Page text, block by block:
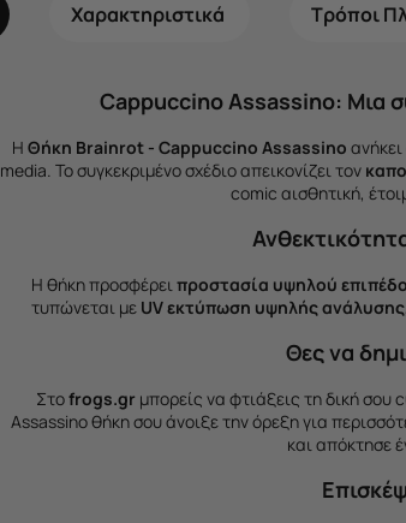
Χαρακτηριστικά Τρόποι
Cappuccino Assassino: Μια
Η Θήκη Brainrot - Cappuccino Assassino
media. Το συγκεκριμένο σχέδιο απεικονίζει τον
comic αισθητική,
Η θήκη προσφέρειπροστασία υψηλού
τυπώνεται με UV εκτύπωση υψηλής ανάλυσης
Θες να
Στοfrogs.gr μπορείς να φτιάξεις τη δική
Assassino θήκη σου άνοιξε την όρεξη για
και απόκτησε